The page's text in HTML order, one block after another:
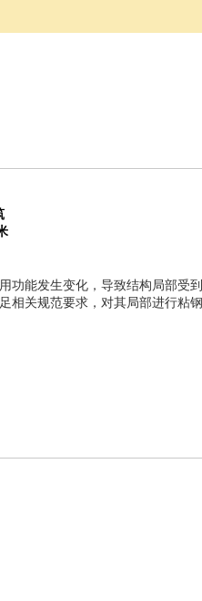
功能发生变化，导致结构局部受
相关规范要求，对其局部进行粘钢